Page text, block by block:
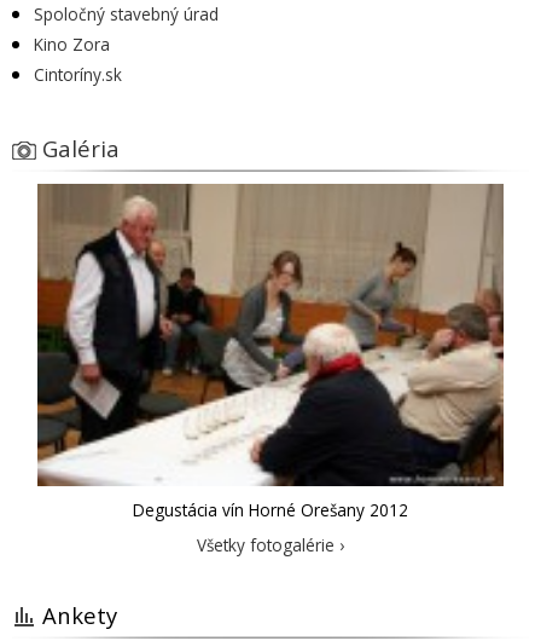
Spoločný stavebný úrad
Kino Zora
Cintoríny.sk
Galéria
Degustácia vín Horné Orešany 2012
Všetky fotogalérie ›
Ankety